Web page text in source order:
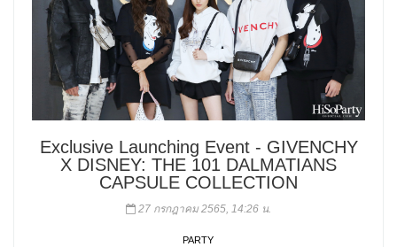
Exclusive Launching Event - GIVENCHY
X DISNEY: THE 101 DALMATIANS
CAPSULE COLLECTION
27 กรกฎาคม 2565, 14:26 น.
PARTY